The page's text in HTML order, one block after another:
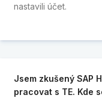
nastavili účet.
Jsem zkušený SAP
pracovat s TE. Kde